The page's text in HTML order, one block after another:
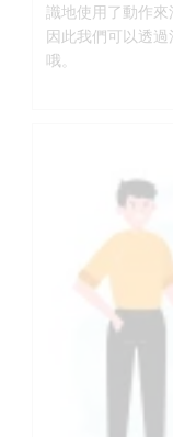
識地使用了動作
因此我們可以透
哦。